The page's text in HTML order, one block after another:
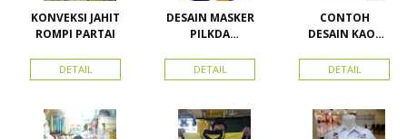
KONVEKSI JAHIT
ROMPI PARTAI
DETAIL
DESAIN MASKER
PILKDA
Calon Bupati &
Wakil Bupati
Kepulauan
DETAIL
CONTOH
DESAIN KAOS
BAHAN PE
DOUBLE
DETAIL